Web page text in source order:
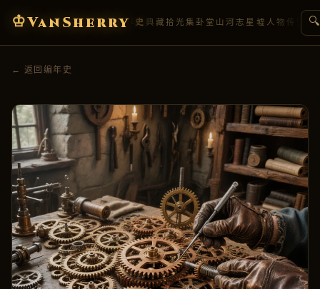
♔VanSherry编年史 典藏 拾光集卦堂 山河志 星墟 人物传 盟约
🔍
← 返回编年史